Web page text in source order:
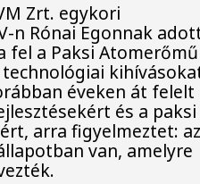
Zrt. egykori
n Rónai Egonnak
fel a Paksi Atomerőmű
éveken át felelt
és a paksi
arra figyelmeztet:
van, amelyre